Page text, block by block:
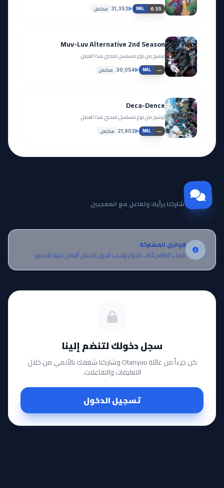
MAL 6.55
31,353 مكتمل
Muv-Luv Alternative 2nd Season
ترشيح من نوع مسلسل لمحبي هذا العمل.
MAL —
30,054 مكتمل
Deca-Dence
ترشيح من نوع مسلسل لمحبي هذا العمل.
MAL —
21,902 مكتمل
مجتمع Otanyuu
شاركنا برأيك وتفاعل مع المعجبين
قوانين المشاركة
الرجاء الالتزام بآداب الحوار وتجنب الحرق لضمان أفضل تجربة للجميع.
سجل دخولك لتنضم إلينا
كن جزءاً من عائلة Otanyuu وشاركنا شغفك بالأنمي من خلال
التعليقات والتفاعلات.
تسجيل الدخول